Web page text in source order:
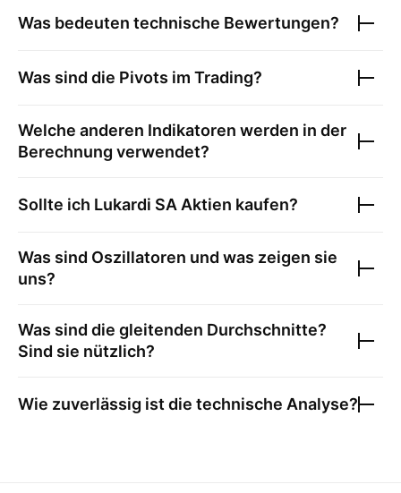
Was bedeuten technische Bewertungen?
Was sind die Pivots im Trading?
Welche anderen Indikatoren werden in der
Berechnung verwendet?
Sollte ich Lukardi SA Aktien kaufen?
Was sind Oszillatoren und was zeigen sie
uns?
Was sind die gleitenden Durchschnitte?
Sind sie nützlich?
Wie zuverlässig ist die technische Analyse?